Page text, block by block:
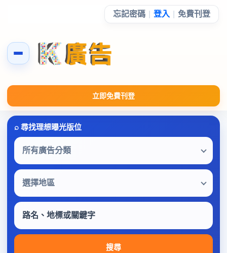
立即免費刊登
忘記密碼 登入 免費刊登
所有廣告分類
選擇地區
搜尋